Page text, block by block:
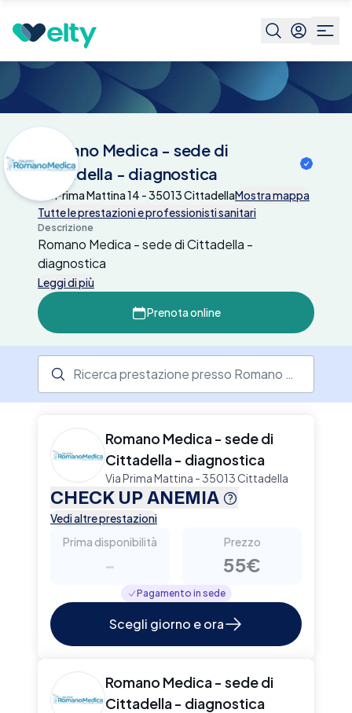
Cittadella - diagnostica
Romano Medica - sede di
Cittadella - diagnostica
Via Prima Mattina 14 - 35013 CittadellaMostra mappa
Tutte le prestazioni e professionisti sanitari
Descrizione
Romano Medica - sede di Cittadella -
diagnostica
Leggi di più
Prenota online
Romano Medica - sede di
Cittadella - diagnostica
Via Prima Mattina - 35013 Cittadella
CHECK UP ANEMIA
Vedi altre prestazioni
Prima disponibilità
-
Prezzo
55€
Pagamento in sede
Scegli giorno e ora
Romano Medica - sede di
Cittadella - diagnostica